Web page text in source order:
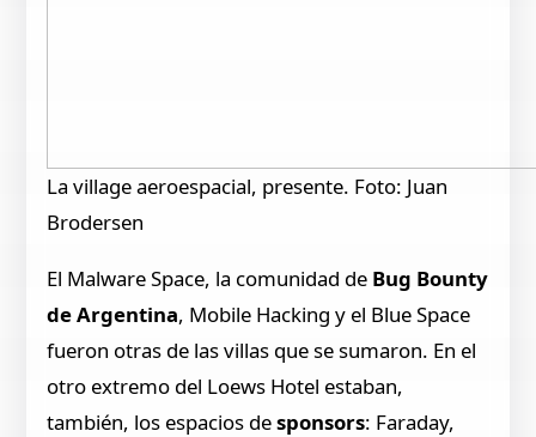
La village aeroespacial, presente. Foto: Juan
Brodersen
El Malware Space, la comunidad de Bug Bounty
de Argentina, Mobile Hacking y el Blue Space
fueron otras de las villas que se sumaron. En el
otro extremo del Loews Hotel estaban,
también, los espacios desponsors: Faraday,